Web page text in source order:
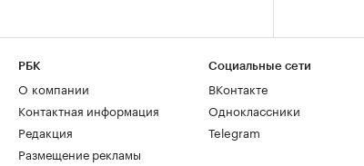
РБК
О компании
Контактная информация
Редакция
Размещение рекламы
Социальные сети
ВКонтакте
Одноклассники
Telegram